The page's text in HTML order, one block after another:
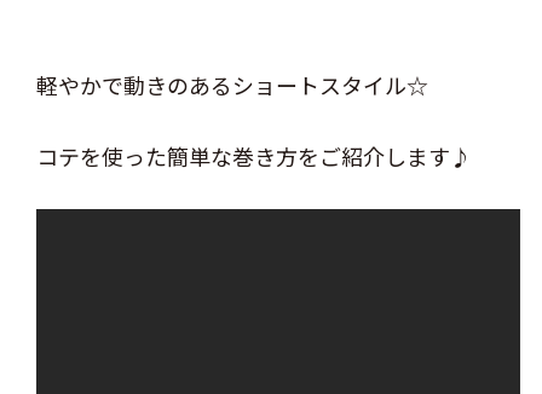
軽やかで動きのあるショートスタイル☆
コテを使った簡単な巻き方をご紹介します♪